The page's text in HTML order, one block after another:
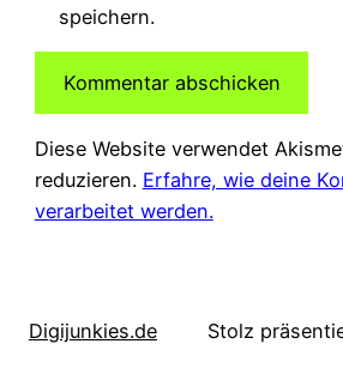
speichern.
Diese Website verwendet
reduzieren. Erfahre, wie deine
verarbeitet werden.
Digijunkies.de Stolz